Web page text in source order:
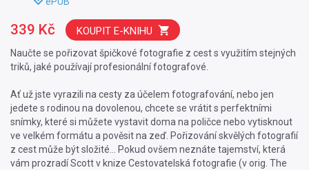
Naučte se pořizovat špičkové fotografie z cest s využitím stejných
triků, jaké používají profesionální fotografové.
Ať už jste vyrazili na cesty za účelem fotografování, nebo jen
jedete s rodinou na dovolenou, chcete se vrátit s perfektními
snímky, které si můžete vystavit doma na poličce nebo vytisknout
ve velkém formátu a pověsit na zeď. Pořizování skvělých fotografií
z cest může být složité… Pokud ovšem neznáte tajemství, která
vám prozradí Scott v knize Cestovatelská fotografie (v orig. The
339 Kč KOUPIT E-KNIHU